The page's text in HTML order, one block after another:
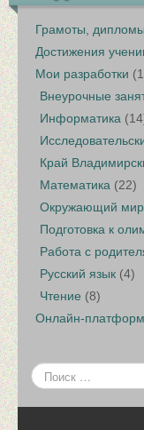
Грамоты,
Достижения
Мои разработки
Внеурочные
Информатика
Край
Математика (22)
Окружающий мир
Подготовка к
Работа с
Русский язык (4)
Чтение (8)
Онлайн-